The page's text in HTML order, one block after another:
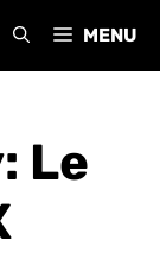
MENU
Le